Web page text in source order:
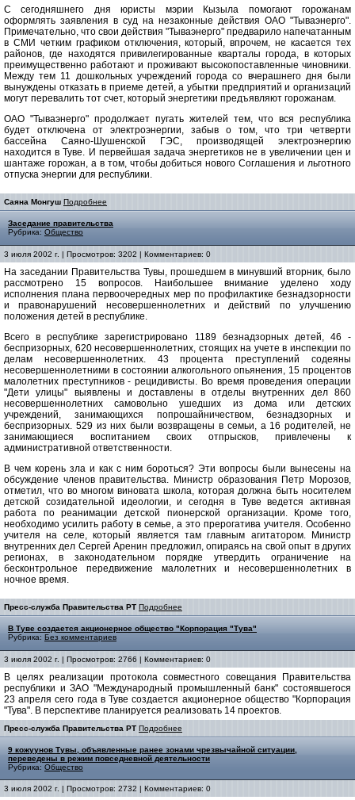
С сегодняшнего дня юристы мэрии Кызыла помогают горожанам
оформлять заявления в суд на незаконные действия ОАО "Тываэнерго".
Примечательно, что свои действия "Тываэнерго" предварило напечатанным
в СМИ четким графиком отключения, который, впрочем, не касается тех
районов, где находятся привилегированные кварталы города, в которых
преимущественно работают и проживают высокопоставленные чиновники.
Между тем 11 дошкольных учреждений города со вчерашнего дня были
вынуждены отказать в приеме детей, а убытки предприятий и организаций
могут перевалить тот счет, который энергетики предъявляют горожанам.
ОАО "Тываэнерго" продолжает пугать жителей тем, что вся республика
будет отключена от электроэнергии, забыв о том, что три четверти
бассейна Саяно-Шушенской ГЭС, производящей электроэнергию
находится в Туве. И первейшая задача энергетиков не в увеличении цен и
шантаже горожан, а в том, чтобы добиться нового Соглашения и льготного
отпуска энергии для республики.
Саяна Монгуш Подробнее
Заседание правительства
Рубрика: Общество
3 июля 2002 г. | Просмотров: 3202 | Комментариев: 0
На заседании Правительства Тувы, прошедшем в минувший вторник, было
рассмотрено 15 вопросов. Наибольшее внимание уделено ходу
исполнения плана первоочередных мер по профилактике безнадзорности
и правонарушений несовершеннолетних и действий по улучшению
положения детей в республике.
Всего в республике зарегистрировано 1189 безнадзорных детей, 46 -
беспризорных, 620 несовершеннолетних, стоящих на учете в инспекции по
делам несовершеннолетних. 43 процента преступлений содеяны
несовершеннолетними в состоянии алкогольного опьянения, 15 процентов
малолетних преступников - рецидивисты. Во время проведения операции
"Дети улицы" выявлены и доставлены в отделы внутренних дел 860
несовершеннолетних самовольно ушедших из дома или детских
учреждений, занимающихся попрошайничеством, безнадзорных и
беспризорных. 529 из них были возвращены в семьи, а 16 родителей, не
занимающиеся воспитанием своих отпрысков, привлечены к
административной ответственности.
В чем корень зла и как с ним бороться? Эти вопросы были вынесены на
обсуждение членов правительства. Министр образования Петр Морозов,
отметил, что во многом виновата школа, которая должна быть носителем
детской созидательной идеологии, и сегодня в Туве ведется активная
работа по реанимации детской пионерской организации. Кроме того,
необходимо усилить работу в семье, а это прерогатива учителя. Особенно
учителя на селе, который является там главным агитатором. Министр
внутренних дел Сергей Аренин предложил, опираясь на свой опыт в других
регионах, в законодательном порядке утвердить ограничение на
бесконтрольное передвижение малолетних и несовершеннолетних в
ночное время.
Пресс-служба Правительства РТ Подробнее
В Туве создается акционерное общество "Корпорация "Тува"
Рубрика: Без комментариев
3 июля 2002 г. | Просмотров: 2766 | Комментариев: 0
В целях реализации протокола совместного совещания Правительства
республики и ЗАО "Международный промышленный банк" состоявшегося
23 апреля сего года в Туве создается акционерное общество "Корпорация
"Тува". В перспективе планируется реализовать 14 проектов.
Пресс-служба Правительства РТ Подробнее
9 кожуунов Тувы, объявленные ранее зонами чрезвычайной ситуации,
переведены в режим повседневной деятельности
Рубрика: Общество
3 июля 2002 г. | Просмотров: 2732 | Комментариев: 0